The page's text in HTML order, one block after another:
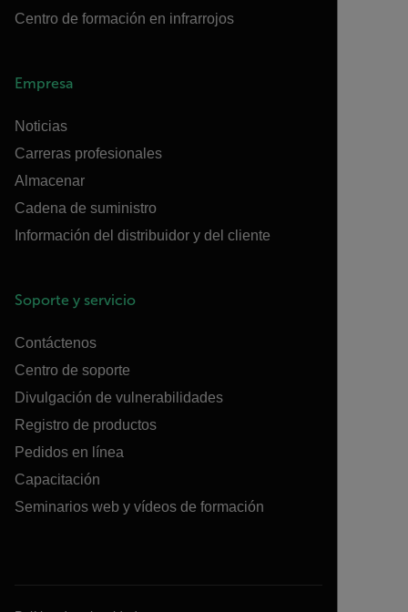
Centro de formación en infrarrojos
Empresa
Noticias
Carreras profesionales
Almacenar
Cadena de suministro
Información del distribuidor y del cliente
Soporte y servicio
Contáctenos
Centro de soporte
Divulgación de vulnerabilidades
Registro de productos
Pedidos en línea
Capacitación
Seminarios web y vídeos de formación